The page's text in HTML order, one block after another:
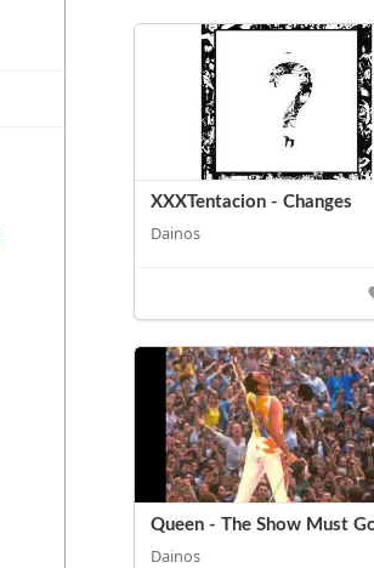
XXXTentacion - Changes
Dainos
Queen - The Show Must
Dainos